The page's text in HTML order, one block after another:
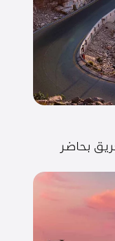
بحاضر